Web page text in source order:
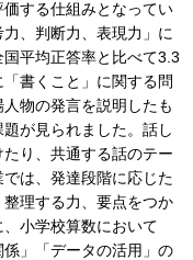
する仕組みとなってい
、判断力、表現力」に
平均正答率と比べて3.3
書くこと」に関する問
物の発言を説明したも
が見られました。話し
り、共通する話のテー
は、発達段階に応じた
理する力、要点をつか
小学校算数において
」「データの活用」の